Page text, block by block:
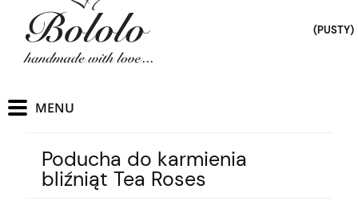
(PUSTY)
Poducha do karmienia
bliźniąt Tea Roses